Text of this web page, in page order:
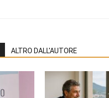
ALTRO DALL'AUTORE